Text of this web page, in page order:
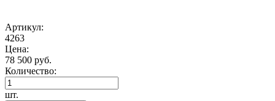
Артикул:
4263
Цена:
78 500 руб.
Количество:
шт.